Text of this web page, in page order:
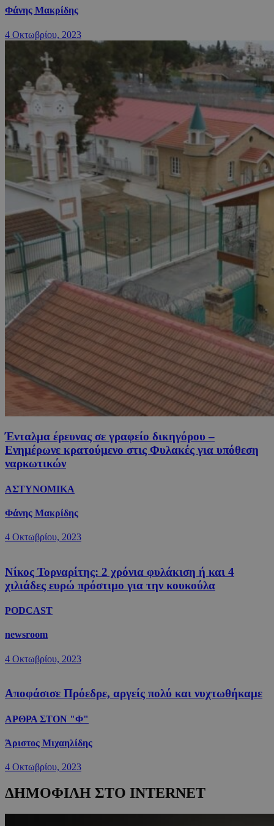
Φάνης Μακρίδης
4 Οκτωβρίου, 2023
Ένταλμα έρευνας σε γραφείο δικηγόρου –
Ενημέρωνε κρατούμενο στις Φυλακές για υπόθεση
ναρκωτικών
ΑΣΤΥΝΟΜΙΚΑ
Φάνης Μακρίδης
4 Οκτωβρίου, 2023
Νίκος Τορναρίτης: 2 χρόνια φυλάκιση ή και 4
χιλιάδες ευρώ πρόστιμο για την κουκούλα
PODCAST
newsroom
4 Οκτωβρίου, 2023
Αποφάσισε Πρόεδρε, αργείς πολύ και νυχτωθήκαμε
ΑΡΘΡΑ ΣΤΟΝ "Φ"
Άριστος Μιχαηλίδης
4 Οκτωβρίου, 2023
ΔΗΜΟΦΙΛΗ ΣΤΟ INTERNET